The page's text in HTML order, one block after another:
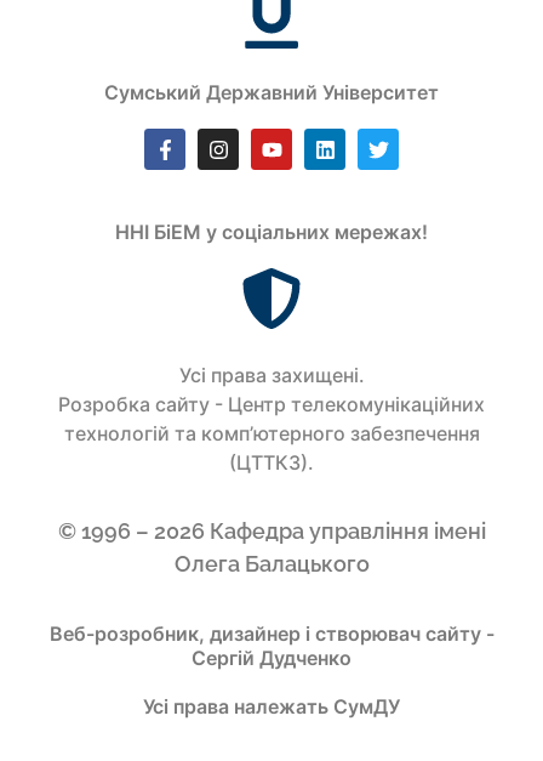
Сумський Державний Університет
ННІ БіЕМ у соціальних мережах!
Усi права захищенi.
Розробка сайту - Центр телекомунікаційних
технологій та комп’ютерного забезпечення
(ЦТТКЗ).
© 1996 – 2026 Кафедра управління імені
Олега Балацького
Веб-розробник, дизайнер і створювач сайту -
Сергій Дудченко
Усі права належать СумДУ